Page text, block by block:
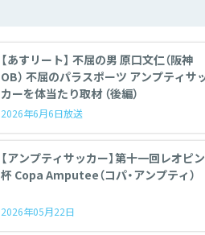
【あすリート】 不屈の男 原口文仁（阪神
OB） 不屈のパラスポーツ アンプティサッ
カーを体当たり取材 （後編）
2026年6月6日放送
【アンプティサッカー】第十一回レオピン
杯 Copa Amputee（コパ・アンプティ）
2026年05月22日